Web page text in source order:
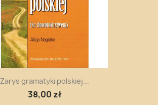
Zarys gramatyki polskiej...
38,00 zł